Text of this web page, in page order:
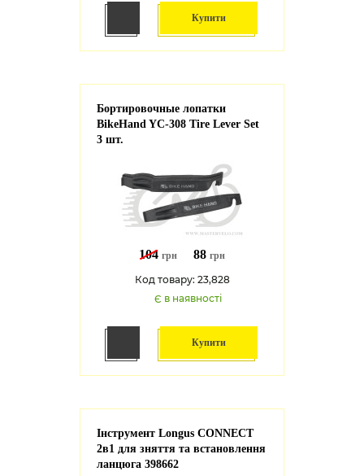
Купити
Бортировочные лопатки
BikeHand YC-308 Tire Lever Set
3 шт.
104 грн 88 грн
Код товару: 23,828
Є в наявності
Купити
Інструмент Longus CONNECT
2в1 для зняття та встановлення
ланцюга 398662